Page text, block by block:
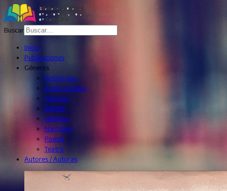
Buscar
Inicio
Publicaciones
Géneros
Antologías
Artes Visuales
Ciencias
Infantil
Historia
Narrativa
Poesía
Teatro
Autores / Autoras